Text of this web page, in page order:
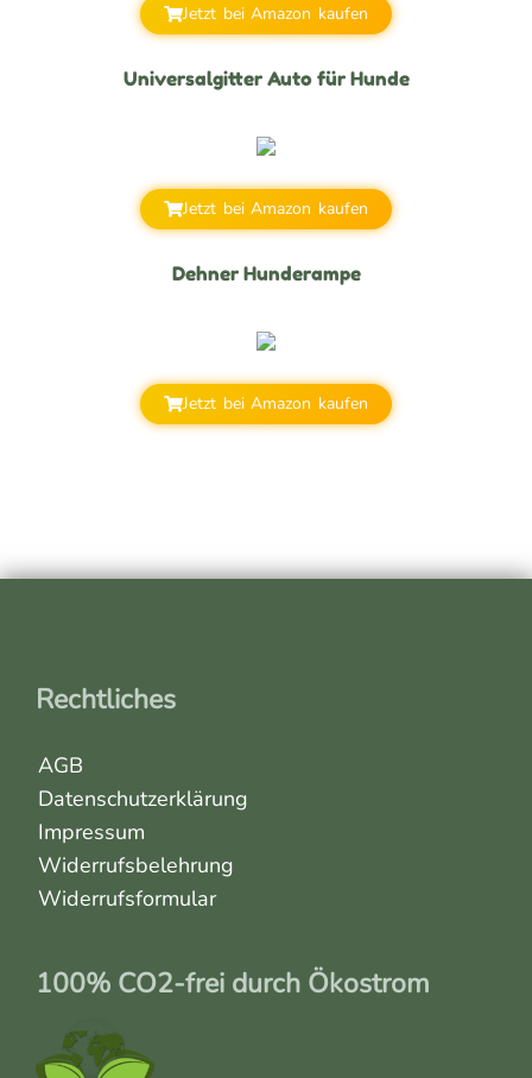
Jetzt bei Amazon kaufen
Universalgitter Auto für Hunde
Jetzt bei Amazon kaufen
Dehner Hunderampe
Jetzt bei Amazon kaufen
Rechtliches
AGB
Datenschutzerklärung
Impressum
Widerrufsbelehrung
Widerrufsformular
100% CO2-frei durch Ökostrom